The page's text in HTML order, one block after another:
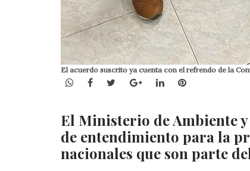
El acuerdo suscrito ya cuenta con el refrendo de la
WhatsApp
Facebook
TwitterGoogle+LinkedInPinterest
El Ministerio de Ambiente
de entendimiento para la
nacionales que son parte